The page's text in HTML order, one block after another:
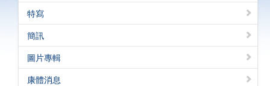
简体版
English
電子書版
警聲特刊
特寫
簡訊
圖片專輯
康體消息